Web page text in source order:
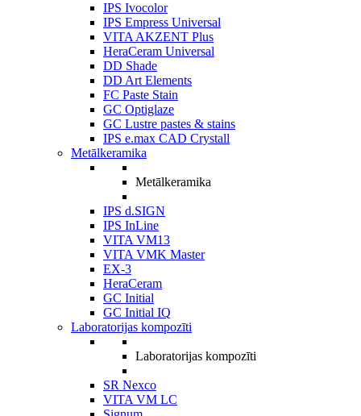
IPS Ivocolor
IPS Empress Universal
VITA AKZENT Plus
HeraCeram Universal
DD Shade
DD Art Elements
FC Paste Stain
GC Optiglaze
GC Lustre pastes & stains
IPS e.max CAD Crystall
Metālkeramika
Metālkeramika
IPS d.SIGN
IPS InLine
VITA VM13
VITA VMK Master
EX-3
HeraCeram
GC Initial
GC Initial IQ
Laboratorijas kompozīti
Laboratorijas kompozīti
SR Nexco
VITA VM LC